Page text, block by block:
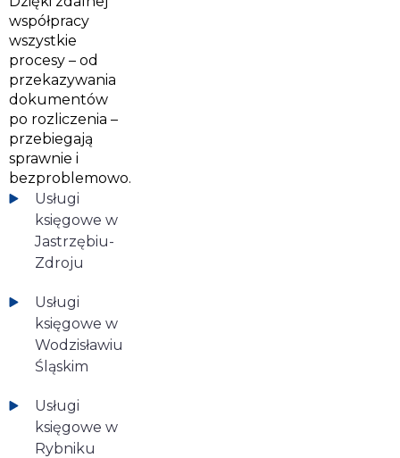
współpracy
wszystkie
procesy – od
przekazywania
dokumentów
po rozliczenia –
przebiegają
sprawnie i
bezproblemowo.
Usługi
księgowe w
Jastrzębiu-
Zdroju
Usługi
księgowe w
Wodzisławiu
Śląskim
Usługi
księgowe w
Rybniku